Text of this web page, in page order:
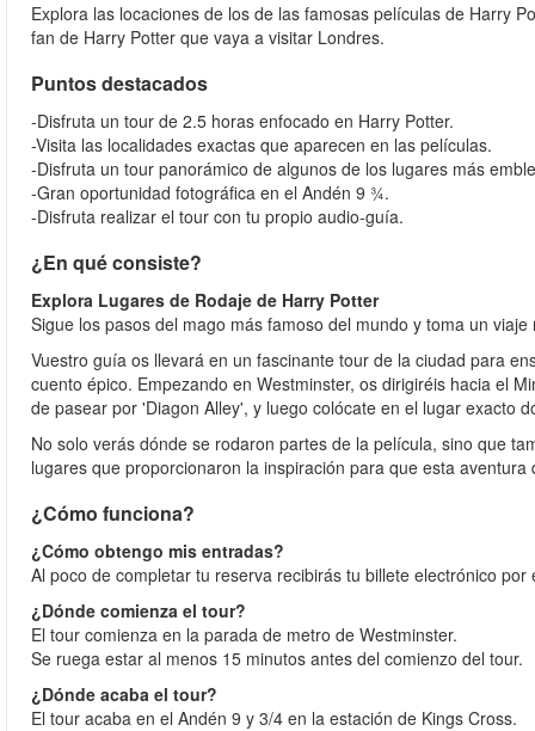
Explora las locaciones de los de las famosas películas de Harry
fan de Harry Potter que vaya a visitar Londres.
Puntos destacados
-Disfruta un tour de 2.5 horas enfocado en Harry Potter.
-Visita las localidades exactas que aparecen en las películas.
-Disfruta un tour panorámico de algunos de los lugares más
-Gran oportunidad fotográfica en el Andén 9 ¾.
-Disfruta realizar el tour con tu propio audio-guía.
¿En qué consiste?
Explora Lugares de Rodaje de Harry Potter
Sigue los pasos del mago más famoso del mundo y toma un
Vuestro guía os llevará en un fascinante tour de la ciudad para
cuento épico. Empezando en Westminster, os dirigiréis hacia el
de pasear por 'Diagon Alley', y luego colócate en el lugar exacto
No solo verás dónde se rodaron partes de la película, sino que
lugares que proporcionaron la inspiración para que esta
¿Cómo funciona?
¿Cómo obtengo mis entradas?
Al poco de completar tu reserva recibirás tu billete electrónico
¿Dónde comienza el tour?
El tour comienza en la parada de metro de Westminster.
Se ruega estar al menos 15 minutos antes del comienzo del tour.
¿Dónde acaba el tour?
El tour acaba en el Andén 9 y 3/4 en la estación de Kings Cross.